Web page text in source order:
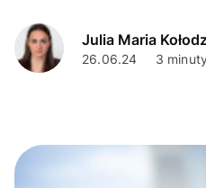
Julia Maria
26.06.24 3